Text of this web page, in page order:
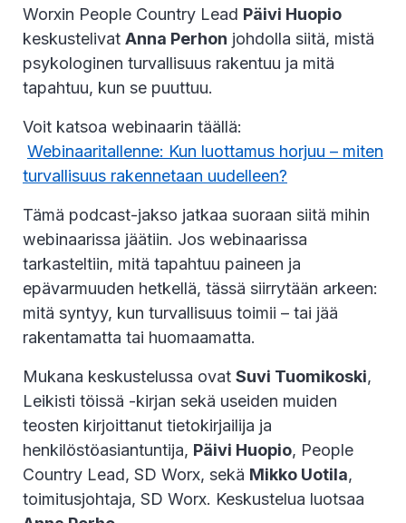
Worxin People Country Lead Päivi Huopio
keskustelivat Anna Perhon johdolla siitä, mistä
psykologinen turvallisuus rakentuu ja mitä
tapahtuu, kun se puuttuu.
Voit katsoa webinaarin täällä:
Webinaaritallenne: Kun luottamus horjuu – miten
turvallisuus rakennetaan uudelleen?
Tämä podcast-jakso jatkaa suoraan siitä mihin
webinaarissa jäätiin. Jos webinaarissa
tarkasteltiin, mitä tapahtuu paineen ja
epävarmuuden hetkellä, tässä siirrytään arkeen:
mitä syntyy, kun turvallisuus toimii – tai jää
rakentamatta tai huomaamatta.
Mukana keskustelussa ovat Suvi Tuomikoski,
Leikisti töissä -kirjan sekä useiden muiden
teosten kirjoittanut tietokirjailija ja
henkilöstöasiantuntija, Päivi Huopio, People
Country Lead, SD Worx, sekä Mikko Uotila,
toimitusjohtaja, SD Worx. Keskustelua luotsaa